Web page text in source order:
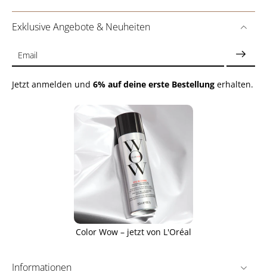
Exklusive Angebote & Neuheiten
Email
Jetzt anmelden und 6% auf deine erste Bestellung erhalten.
Color Wow – jetzt von L'Oréal
Informationen